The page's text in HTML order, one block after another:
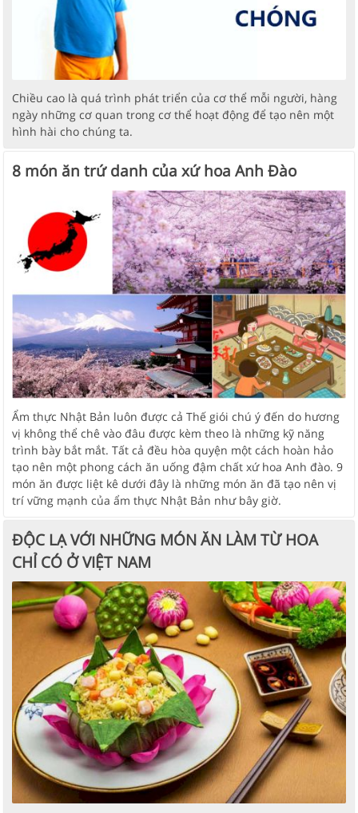
Chiều cao là quá trình phát triển của cơ thể mỗi người, hàng
ngày những cơ quan trong cơ thể hoạt động để tạo nên một
hình hài cho chúng ta.
8 món ăn trứ danh của xứ hoa Anh Đào
Ẩm thực Nhật Bản luôn được cả Thế giói chú ý đến do hương
vị không thể chê vào đâu được kèm theo là những kỹ năng
trình bày bắt mắt. Tất cả đều hòa quyện một cách hoàn hảo
tạo nên một phong cách ăn uống đậm chất xứ hoa Anh đào. 9
món ăn được liệt kê dưới đây là những món ăn đã tạo nên vị
trí vững mạnh của ẩm thực Nhật Bản như bây giờ.
ĐỘC LẠ VỚI NHỮNG MÓN ĂN LÀM TỪ HOA
CHỈ CÓ Ở VIỆT NAM